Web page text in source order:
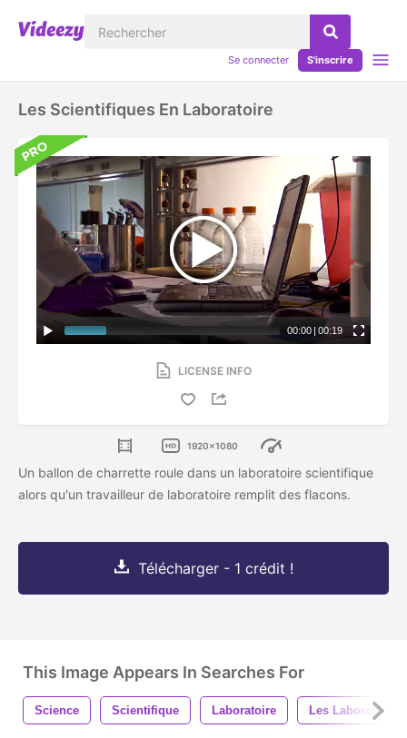
Se connecter S'inscrire
Les Scientifiques En Laboratoire
00:00 | 00:19
LICENSE INFO
1920x1080
Un ballon de charrette roule dans un laboratoire scientifique
alors qu'un travailleur de laboratoire remplit des flacons.
Télécharger - 1 crédit !
This Image Appears In Searches For
Science Scientifique Laboratoire Les Laboratoires